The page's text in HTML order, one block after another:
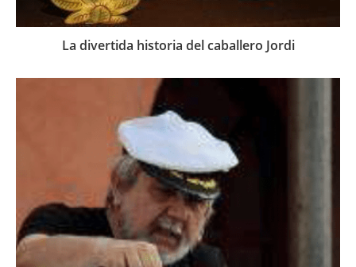
La divertida historia del caballero Jordi